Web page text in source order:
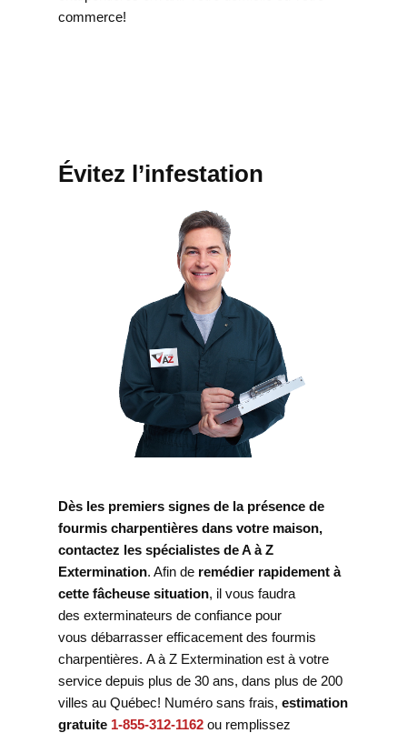
commerce!
Évitez l’infestation
Dès les premiers signes de la présence de
fourmis charpentières dans votre maison,
contactez les spécialistes de A à Z
Extermination. Afin de remédier rapidement à
cette fâcheuse situation, il vous faudra
des exterminateurs de confiance pour
vous débarrasser efficacement des fourmis
charpentières. A à Z Extermination est à votre
service depuis plus de 30 ans, dans plus de 200
villes au Québec! Numéro sans frais,estimation
gratuite 1-855-312-1162 ou remplissez